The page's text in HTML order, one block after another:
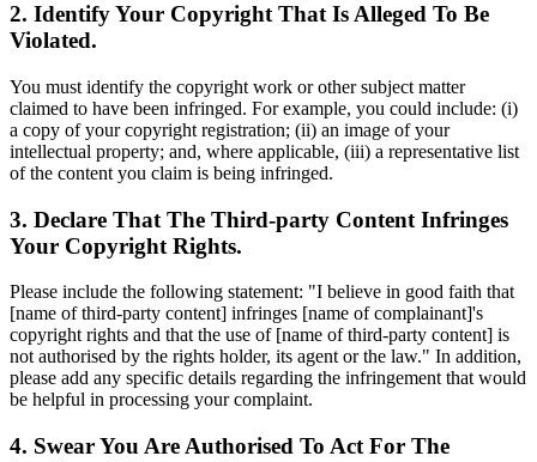
2. Identify Your Copyright That Is Alleged To Be
Violated.
You must identify the copyright work or other subject matter
claimed to have been infringed. For example, you could include: (i)
a copy of your copyright registration; (ii) an image of your
intellectual property; and, where applicable, (iii) a representative list
of the content you claim is being infringed.
3. Declare That The Third-party Content Infringes
Your Copyright Rights.
Please include the following statement: "I believe in good faith that
[name of third-party content] infringes [name of complainant]'s
copyright rights and that the use of [name of third-party content] is
not authorised by the rights holder, its agent or the law." In addition,
please add any specific details regarding the infringement that would
be helpful in processing your complaint.
4. Swear You Are Authorised To Act For The